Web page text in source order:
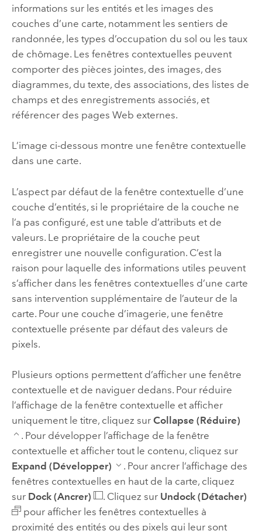
informations sur les entités et les images des
couches d’une carte, notamment les sentiers de
randonnée, les types d’occupation du sol ou les taux
de chômage. Les fenêtres contextuelles peuvent
comporter des pièces jointes, des images, des
diagrammes, du texte, des associations, des listes de
champs et des enregistrements associés, et
référencer des pages Web externes.
L’image ci-dessous montre une fenêtre contextuelle
dans une carte.
L’aspect par défaut de la fenêtre contextuelle d’une
couche d’entités, si le propriétaire de la couche ne
l’a pas configuré, est une table d’attributs et de
valeurs. Le propriétaire de la couche peut
enregistrer une nouvelle configuration. C’est la
raison pour laquelle des informations utiles peuvent
s’afficher dans les fenêtres contextuelles d’une carte
sans intervention supplémentaire de l’auteur de la
carte. Pour une couche d’imagerie, une fenêtre
contextuelle présente par défaut des valeurs de
pixels.
Plusieurs options permettent d’afficher une fenêtre
contextuelle et de naviguer dedans. Pour réduire
l’affichage de la fenêtre contextuelle et afficher
uniquement le titre, cliquez sur Collapse (Réduire)
. Pour développer l’affichage de la fenêtre
contextuelle et afficher tout le contenu, cliquez sur
Expand (Développer)
. Pour ancrer l’affichage des
fenêtres contextuelles en haut de la carte, cliquez
sur Dock (Ancrer) . Cliquez sur Undock (Détacher)
pour afficher les fenêtres contextuelles à
proximité des entités ou des pixels qui leur sont